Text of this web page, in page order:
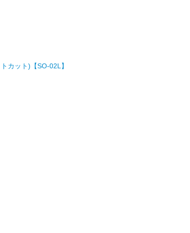
カット)【SO-02L】